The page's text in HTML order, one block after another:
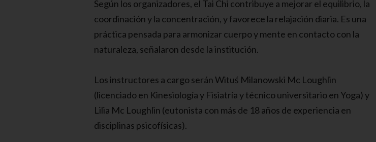
Según los organizadores, el Tai Chi contribuye a mejorar el equilibrio, la
coordinación y la concentración, y favorece la relajación diaria. Es una
práctica pensada para armonizar cuerpo y mente en contacto con la
naturaleza, señalaron desde la institución.
Los instructores a cargo serán Wituś Milanowski Mc Loughlin
(licenciado en Kinesiología y Fisiatría y técnico universitario en Yoga) y
Lilia Mc Loughlin (eutonista con más de 18 años de experiencia en
disciplinas psicofísicas).